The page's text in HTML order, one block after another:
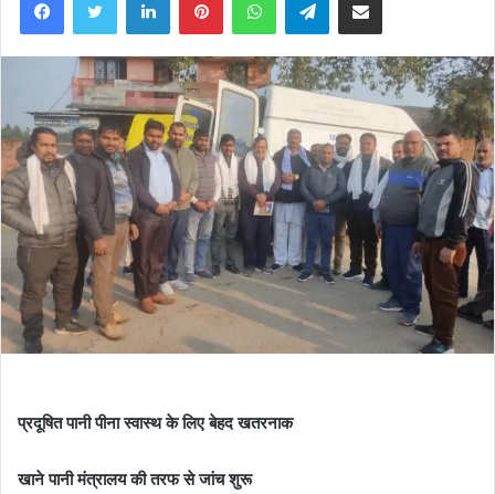
प्रदूषित पानी पीना स्वास्थ के लिए बेहद खतरनाक
खाने पानी मंत्रालय की तरफ से जांच शुरू